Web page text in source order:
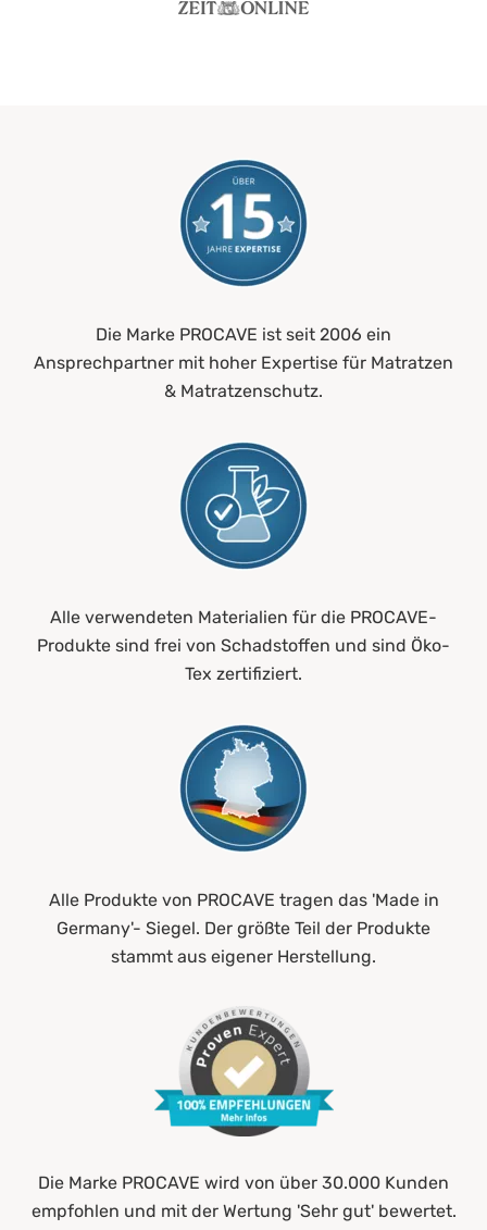
Die Marke PROCAVE ist seit 2006 ein
Ansprechpartner mit hoher Expertise für Matratzen
& Matratzenschutz.
Alle verwendeten Materialien für die PROCAVE-
Produkte sind frei von Schadstoffen und sind Öko-
Tex zertifiziert.
Alle Produkte von PROCAVE tragen das 'Made in
Germany'- Siegel. Der größte Teil der Produkte
stammt aus eigener Herstellung.
Die Marke PROCAVE wird von über 30.000 Kunden
empfohlen und mit der Wertung 'Sehr gut' bewertet.